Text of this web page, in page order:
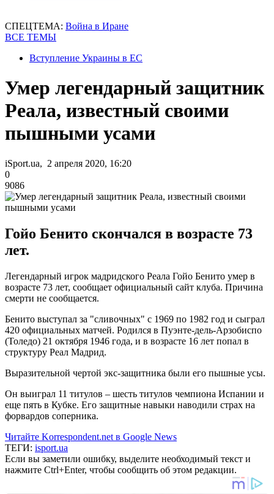
СПЕЦТЕМА: Война в Иране
ВСЕ ТЕМЫ
Вступление Украины в ЕС
Умер легендарный защитник
Реала, известный своими
пышными усами
iSport.ua, 2 апреля 2020, 16:20
0
9086
Гойо Бенито скончался в возрасте 73
лет.
Легендарный игрок мадридского Реала Гойо Бенито умер в
возрасте 73 лет, сообщает официальный сайт клуба. Причина
смерти не сообщается.
Бенито выступал за "сливочных" с 1969 по 1982 год и сыграл
420 официальных матчей. Родился в Пуэнте-дель-Арзобиспо
(Толедо) 21 октября 1946 года, и в возрасте 16 лет попал в
структуру Реал Мадрид.
Выразительной чертой экс-защитника были его пышные усы.
Он выиграл 11 титулов – шесть титулов чемпиона Испании и
еще пять в Кубке. Его защитные навыки наводили страх на
форвардов соперника.
Читайте Korrespondent.net в Google News
ТЕГИ: isport.ua
Если вы заметили ошибку, выделите необходимый текст и
нажмите Ctrl+Enter, чтобы сообщить об этом редакции.